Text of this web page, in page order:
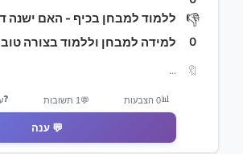
👎
0
🔖
ללמוד למבחן בכיף - האם ישנה
למידה למבחן וללמוד בצורה
...
📊0 הצבעות 💬 1 תשובות ❓
💬 ענה